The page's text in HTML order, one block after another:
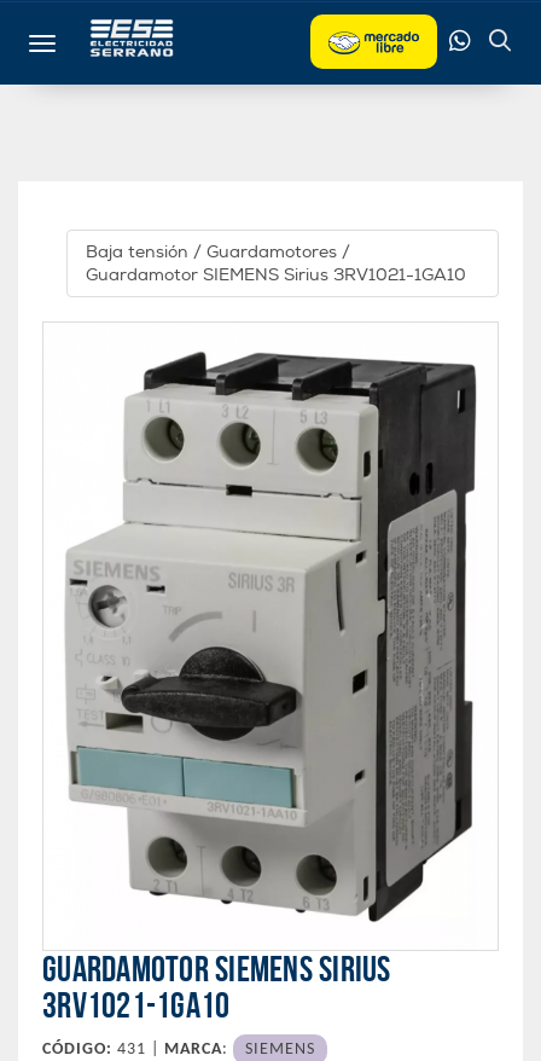
Toggle navigation
Baja tensión / Guardamotores /
Guardamotor SIEMENS Sirius 3RV1021-1GA10
GUARDAMOTOR SIEMENS SIRIUS
3RV1021-1GA10
CÓDIGO: 431 | MARCA: SIEMENS